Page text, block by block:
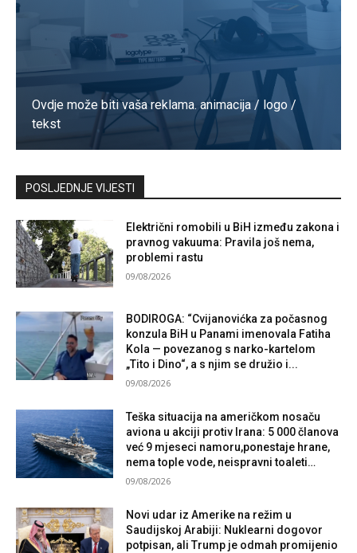
Ovdje može biti vaša reklama. animacija / logo /
tekst
Kontaktirajte nas
POSLJEDNJE VIJESTI
Električni romobili u BiH između zakona i
pravnog vakuuma: Pravila još nema,
problemi rastu
09/08/2026
BODIROGA: “Cvijanovićka za počasnog
konzula BiH u Panami imenovala Fatiha
Kola — povezanog s narko-kartelom
„Tito i Dino“, a s njim se družio i...
09/08/2026
Teška situacija na američkom nosaču
aviona u akciji protiv Irana: 5 000 članova
već 9 mjeseci namoru,ponestaje hrane,
nema tople vode, neispravni toaleti…
09/08/2026
Novi udar iz Amerike na režim u
Saudijskoj Arabiji: Nuklearni dogovor
potpisan, ali Trump je odmah promijenio